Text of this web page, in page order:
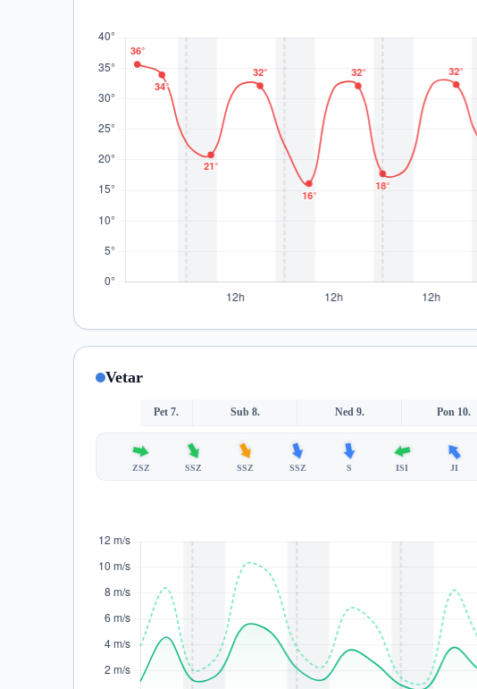
Vetar
Pet 7. Sub 8. Ned 9. Pon 10.
ZSZ SSZ SSZ SSZ S ISI JI